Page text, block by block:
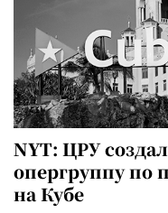
NYT: ЦРУ
опергруппу по
на Кубе